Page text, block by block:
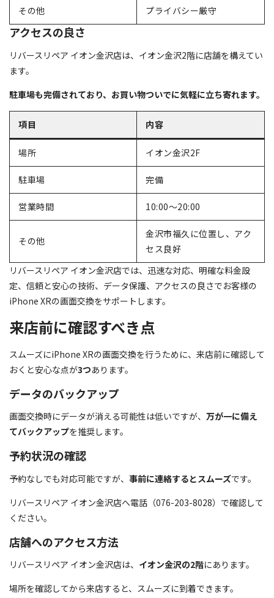
その他 プライバシー厳守
アクセスの良さ
リバースリペア イオン金沢店は、イオン金沢2階に店舗を構えてい
ます。
駐車場も完備されており、お買い物ついでに気軽に立ち寄れます。
項目 内容
場所 イオン金沢2F
駐車場 完備
営業時間 10:00～20:00
その他
金沢市福久に位置し、アク
セス良好
リバースリペア イオン金沢店では、迅速な対応、明確な料金設
定、信頼と安心の技術、データ保護、アクセスの良さでお客様の
iPhone XRの画面交換をサポートします。
来店前に確認すべき点
スムーズにiPhone XRの画面交換を行うために、来店前に確認して
おくと安心な点が3つあります。
データのバックアップ
画面交換時にデータが消える可能性は低いですが、 万が一に備え
てバックアップを推奨します。
予約状況の確認
予約なしでも対応可能ですが、 事前に連絡するとスムーズです。
リバースリペア イオン金沢店へ電話（076-203-8028）で確認して
ください。
店舗へのアクセス方法
リバースリペア イオン金沢店は、 イオン金沢の2階にあります。
場所を確認してから来店すると、スムーズに到着できます。